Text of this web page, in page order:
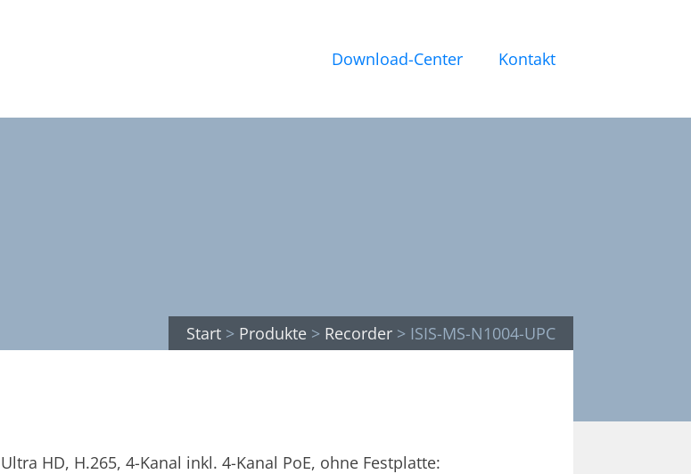
Download-Center Kontakt
Start > Produkte > Recorder > ISIS-MS-N1004-UPC
HD, H.265, 4-Kanal inkl. 4-Kanal PoE, ohne Festplatte: